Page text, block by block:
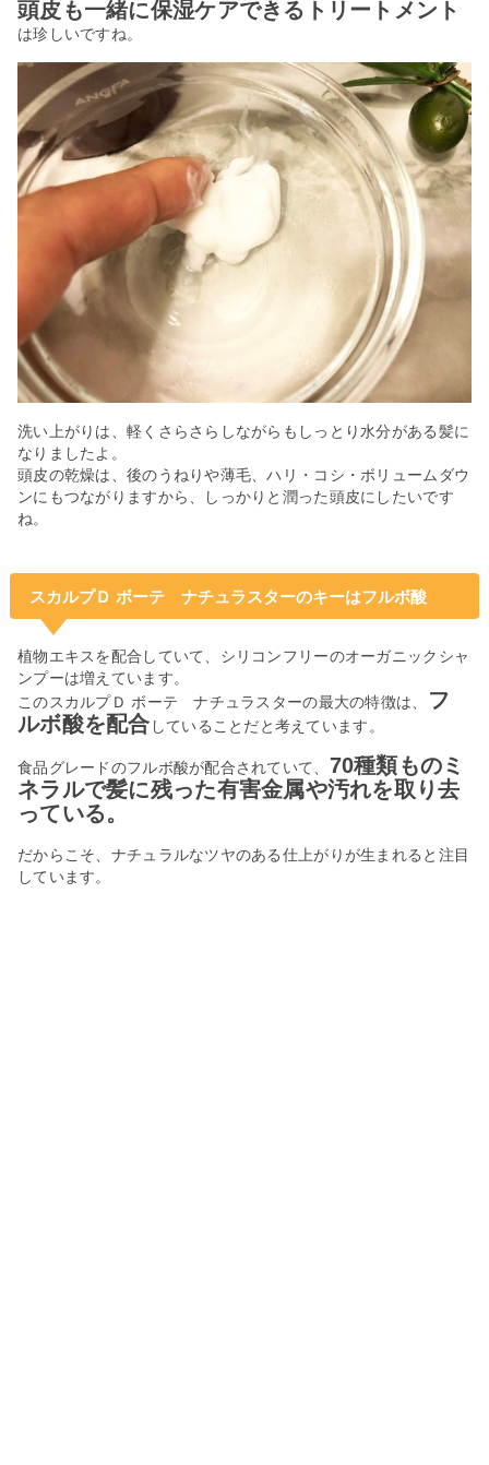
頭皮も一緒に保湿ケアできるトリートメント
は珍しいですね。
洗い上がりは、軽くさらさらしながらもしっとり水分がある髪に
なりましたよ。
頭皮の乾燥は、後のうねりや薄毛、ハリ・コシ・ボリュームダウ
ンにもつながりますから、しっかりと潤った頭皮にしたいです
ね。
スカルプＤ ボーテ ナチュラスターのキーはフルボ酸
植物エキスを配合していて、シリコンフリーのオーガニックシャ
ンプーは増えています。
このスカルプＤ ボーテ ナチュラスターの最大の特徴は、
フ
ルボ酸を配合 していることだと考えています。
食品グレードのフルボ酸が配合されていて、 70種類ものミ
ネラルで髪に残った有害金属や汚れを取り去
っている。
だからこそ、ナチュラルなツヤのある仕上がりが生まれると注目
しています。